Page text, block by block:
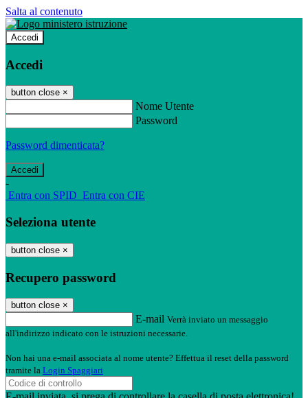
Salta al contenuto
Accedi
Accedi
button close ×
Nome Utente
Password
Password dimenticata?
-
Entra con SPID Entra con CIE
Seleziona utente
button close ×
Recupero password
button close ×
E-mail Verrà inviato un messaggio
all'indirizzo indicato con le istruzioni necessarie.
Non hai una e-mail associata al nome utente? Effettua il reset della password
tramite la Login Spaggiari